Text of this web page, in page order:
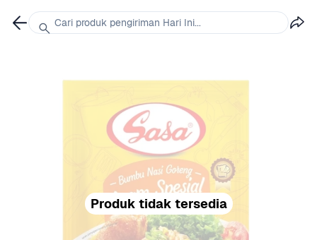
Produk tidak tersedia
Cari produk pengiriman Hari Ini...